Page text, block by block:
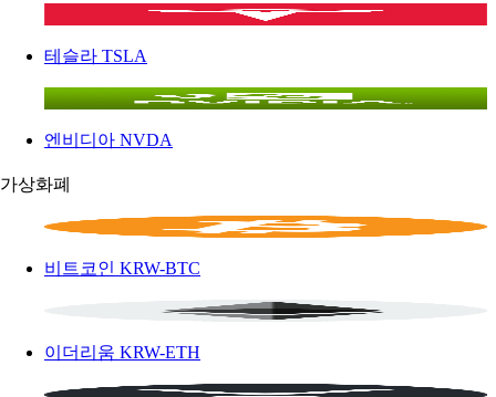
테슬라 TSLA
엔비디아 NVDA
가상화폐
비트코인 KRW-BTC
이더리움 KRW-ETH